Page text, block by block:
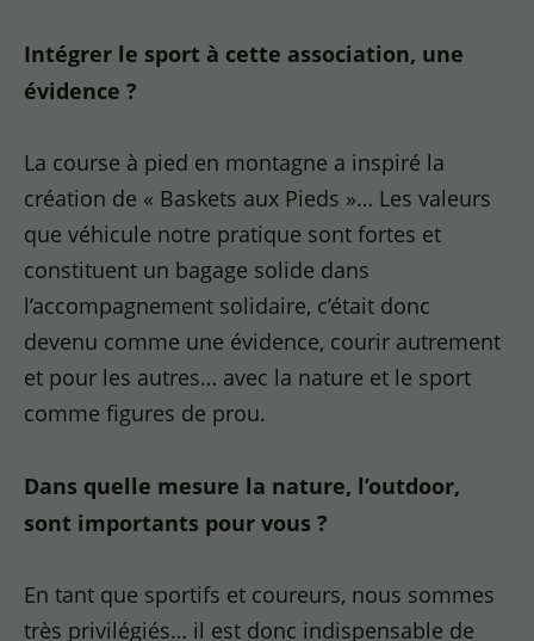
Intégrer le sport à cette association, une
évidence ?
La course à pied en montagne a inspiré la
création de « Baskets aux Pieds »… Les valeurs
que véhicule notre pratique sont fortes et
constituent un bagage solide dans
l’accompagnement solidaire, c’était donc
devenu comme une évidence, courir autrement
et pour les autres… avec la nature et le sport
comme figures de prou.
Dans quelle mesure la nature, l’outdoor,
sont importants pour vous ?
En tant que sportifs et coureurs, nous sommes
très privilégiés… il est donc indispensable de